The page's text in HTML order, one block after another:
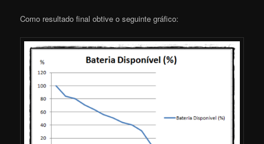
Como resultado final obtive o seguinte gráfico: